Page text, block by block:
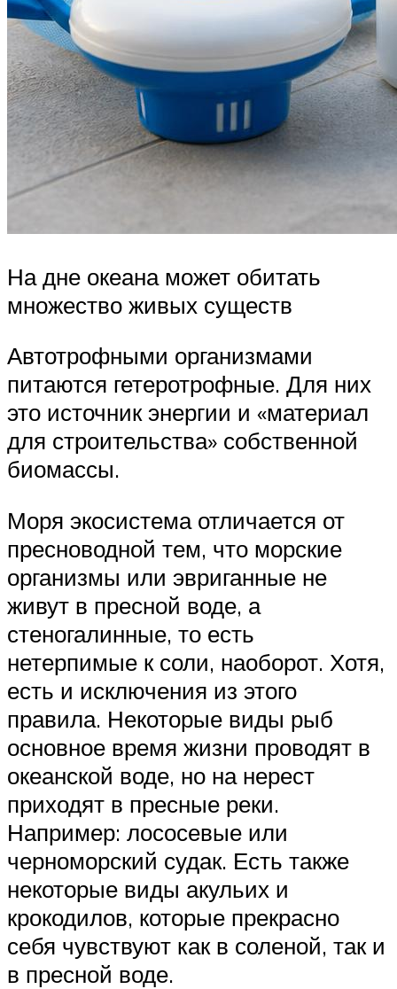
На дне океана может обитать
множество живых существ
Автотрофными организмами
питаются гетеротрофные. Для них
это источник энергии и «материал
для строительства» собственной
биомассы.
Моря экосистема отличается от
пресноводной тем, что морские
организмы или эвриганные не
живут в пресной воде, а
стеногалинные, то есть
нетерпимые к соли, наоборот. Хотя,
есть и исключения из этого
правила. Некоторые виды рыб
основное время жизни проводят в
океанской воде, но на нерест
приходят в пресные реки.
Например: лососевые или
черноморский судак. Есть также
некоторые виды акульих и
крокодилов, которые прекрасно
себя чувствуют как в соленой, так и
в пресной воде.